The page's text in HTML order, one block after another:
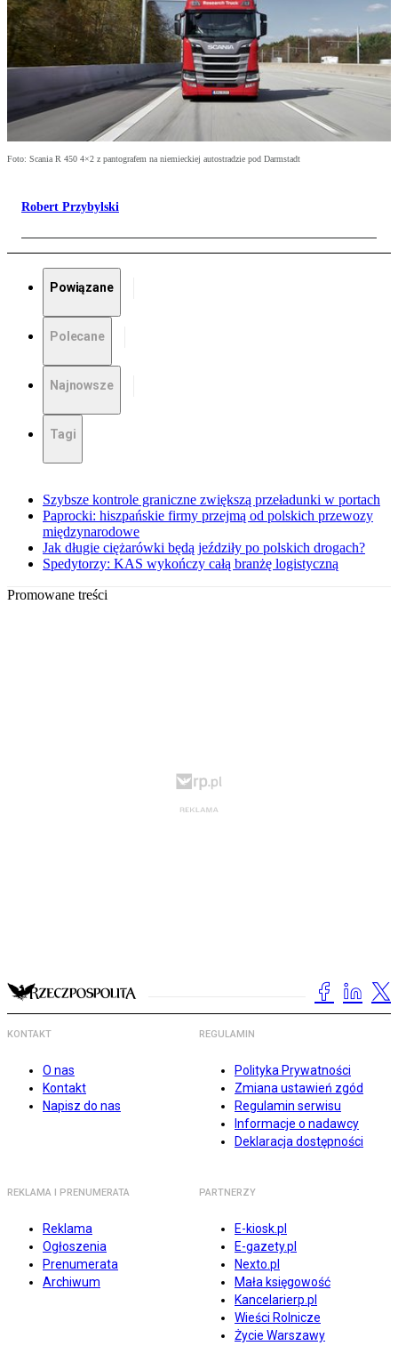
Foto: Scania R 450 4×2 z pantografem na niemieckiej autostradzie pod Darmstadt
Robert Przybylski
Powiązane
Polecane
Najnowsze
Tagi
Szybsze kontrole graniczne zwiększą przeładunki w portach
Paprocki: hiszpańskie firmy przejmą od polskich przewozy
międzynarodowe
Jak długie ciężarówki będą jeździły po polskich drogach?
Spedytorzy: KAS wykończy całą branżę logistyczną
Promowane treści
KONTAKT
O nas
Kontakt
Napisz do nas
REGULAMIN
Polityka Prywatności
Zmiana ustawień zgód
Regulamin serwisu
Informacje o nadawcy
Deklaracja dostępności
REKLAMA I PRENUMERATA
Reklama
Ogłoszenia
Prenumerata
Archiwum
PARTNERZY
E-kiosk.pl
E-gazety.pl
Nexto.pl
Mała księgowość
Kancelarierp.pl
Wieści Rolnicze
Życie Warszawy